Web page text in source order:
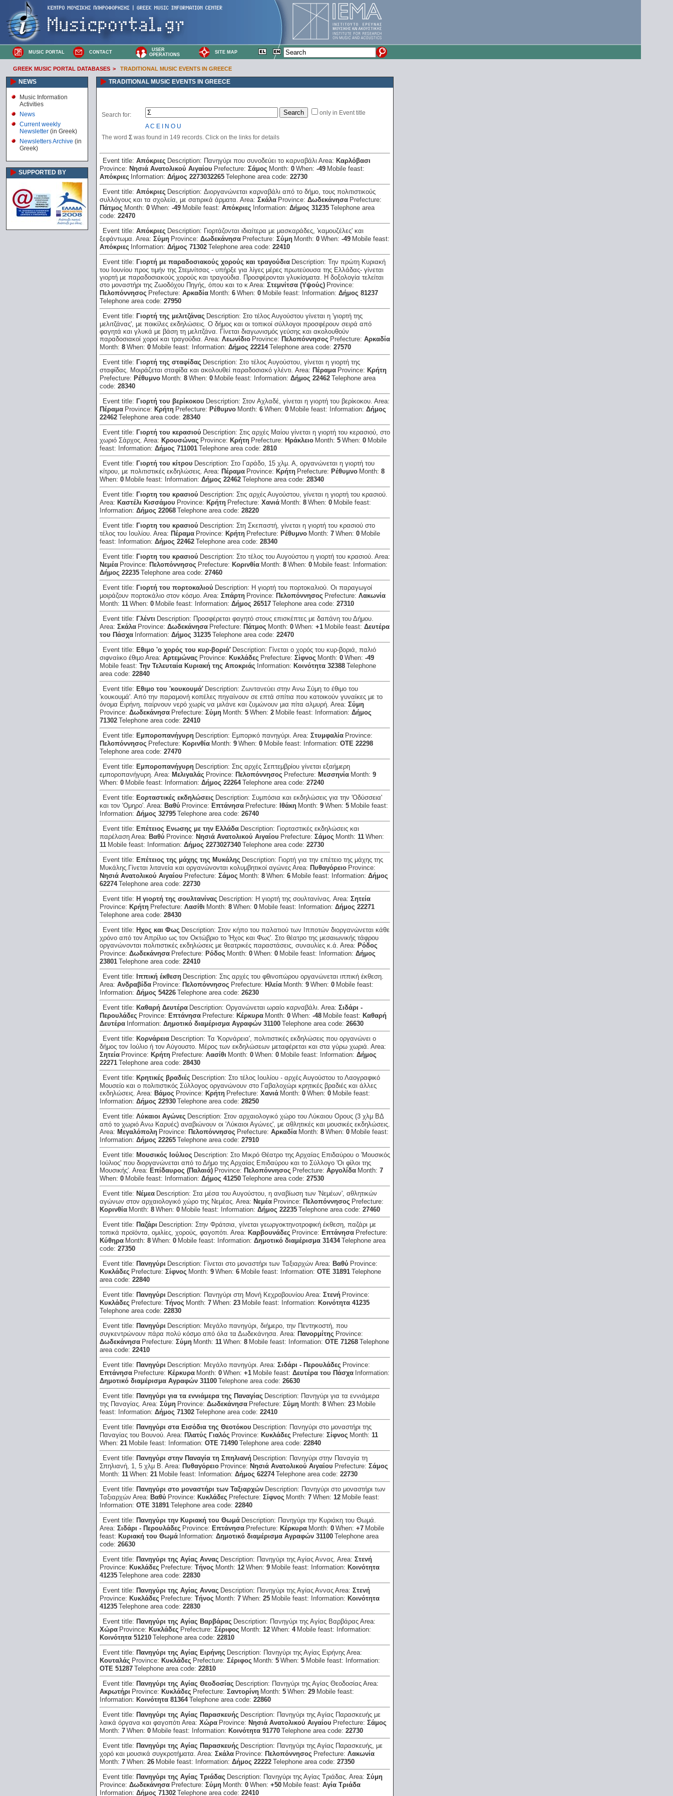
MUSIC PORTAL CONTACT
USER
OPERATIONS
SITE MAP
GREEK MUSIC PORTAL DATABASES > TRADITIONAL MUSIC EVENTS IN GREECE
NEWS
Music Information
Activities
News
Current weekly
Newsletter (in Greek)
Newsletters Archive (in
Greek)
SUPPORTED BY
TRADITIONAL MUSIC EVENTS IN GREECE
Search for:
only in Event title
A C E N O U
The word Σ was found in 149 records. Click on the links for details
Event title: Απόκριες Description: Πανηγύρι που συνοδεύει το καρναβάλι Area: Καρλόβασι
Province: Νησιά Ανατολικού Αιγαίου Prefecture: Σάμος Month: 0 When: -49 Mobile feast:
Απόκριες Information: Δήμος 2273032265 Telephone area code: 22730
Event title: Απόκριες Description: Διοργανώνεται καρναβάλι από το δήμο, τους πολιτιστικούς
συλλόγους και τα σχολεία, με σατιρικά άρματα. Area: Σκάλα Province: Δωδεκάνησα Prefecture:
Πάτμος Month: 0 When: -49 Mobile feast: Απόκριες Information: Δήμος 31235 Telephone area
code: 22470
Event title: Απόκριες Description: Γιορτάζονται ιδιαίτερα με μασκαράδες, 'καμουζέλες' και
ξεφάντωμα. Area: Σύμη Province: Δωδεκάνησα Prefecture: Σύμη Month: 0 When: -49 Mobile feast:
Απόκριες Information: Δήμος 71302 Telephone area code: 22410
Event title: Γιορτή με παραδοσιακούς χορούς και τραγούδια Description: Την πρώτη Κυριακή
του Ιουνίου προς τιμήν της Στεμνίτσας - υπήρξε για λίγες μέρες πρωτεύουσα της Ελλάδας- γίνεται
γιορτή με παραδοσιακούς χορούς και τραγούδια. Προσφέρονται γλυκίσματα. Η δοξολογία τελείται
στο μοναστήρι της Ζωοδόχου Πηγής, όπου και το κ Area: Στεμνίτσα (Υψούς) Province:
Πελοπόννησος Prefecture: Αρκαδία Month: 6 When: 0 Mobile feast: Information: Δήμος 81237
Telephone area code: 27950
Event title: Γιορτή της μελιτζάνας Description: Στο τέλος Αυγούστου γίνεται η 'γιορτή της
μελιτζάνας', με ποικίλες εκδηλώσεις. Ο δήμος και οι τοπικοί σύλλογοι προσφέρουν σειρά από
φαγητά και γλυκά με βάση τη μελιτζάνα. Γίνεται διαγωνισμός γεύσης και ακολουθούν
παραδοσιακοί χοροί και τραγούδια. Area: Λεωνίδιο Province: Πελοπόννησος Prefecture: Αρκαδία
Month: 8 When: 0 Mobile feast: Information: Δήμος 22214 Telephone area code: 27570
Event title: Γιορτή της σταφίδας Description: Στο τέλος Αυγούστου, γίνεται η γιορτή της
σταφίδας. Μοιράζεται σταφίδα και ακολουθεί παραδοσιακό γλέντι. Area: Πέραμα Province: Κρήτη
Prefecture: Ρέθυμνο Month: 8 When: 0 Mobile feast: Information: Δήμος 22462 Telephone area
code: 28340
Event title: Γιορτή του βερίκοκου Description: Στον Αχλαδέ, γίνεται η γιορτή του βερίκοκου. Area:
Πέραμα Province: Κρήτη Prefecture: Ρέθυμνο Month: 6 When: 0 Mobile feast: Information: Δήμος
22462 Telephone area code: 28340
Event title: Γιορτή του κερασιού Description: Στις αρχές Μαίου γίνεται η γιορτή του κερασιού, στο
χωριό Σάρχος. Area: Κρουσώνας Province: Κρήτη Prefecture: Ηράκλειο Month: 5 When: 0 Mobile
feast: Information: Δήμος 711001 Telephone area code: 2810
Event title: Γιορτή του κίτρου Description: Στο Γαράδο, 15 χλμ. Α, οργανώνεται η γιορτή του
κίτρου, με πολιτιστικές εκδηλώσεις. Area: Πέραμα Province: Κρήτη Prefecture: Ρέθυμνο Month: 8
When: 0 Mobile feast: Information: Δήμος 22462 Telephone area code: 28340
Event title: Γιορτη του κρασιού Description: Στις αρχές Αυγούστου, γίνεται η γιορτή του κρασιού.
Area: Καστέλι Κισσάμου Province: Κρήτη Prefecture: Χανιά Month: 8 When: 0 Mobile feast:
Information: Δήμος 22068 Telephone area code: 28220
Event title: Γιορτη του κρασιού Description: Στη Σκεπαστή, γίνεται η γιορτή του κρασιού στο
τέλος του Ιουλίου. Area: Πέραμα Province: Κρήτη Prefecture: Ρέθυμνο Month: 7 When: 0 Mobile
feast: Information: Δήμος 22462 Telephone area code: 28340
Event title: Γιορτη του κρασιού Description: Στο τέλος του Αυγούστου η γιορτή του κρασιού. Area:
Νεμέα Province: Πελοπόννησος Prefecture: Κορινθία Month: 8 When: 0 Mobile feast: Information:
Δήμος 22235 Telephone area code: 27460
Event title: Γιορτή του πορτοκαλιού Description: Η γιορτή του πορτοκαλιού. Οι παραγωγοί
μοιράζουν πορτοκάλιο στον κόσμο. Area: Σπάρτη Province: Πελοπόννησος Prefecture: Λακωνία
Month: 11 When: 0 Mobile feast: Information: Δήμος 26517 Telephone area code: 27310
Event title: Γλέντι Description: Προσφέρεται φαγητό στους επισκέπτες με δαπάνη του Δήμου.
Area: Σκάλα Province: Δωδεκάνησα Prefecture: Πάτμος Month: 0 When: +1 Mobile feast: Δευτέρα
του Πάσχα Information: Δήμος 31235 Telephone area code: 22470
Event title: Εθιμο 'ο χορός του κυρ-βοριά' Description: Γίνεται ο χορός του κυρ-βοριά, παλιό
σιφναίικο έθιμο Area: Αρτεμώνας Province: Κυκλάδες Prefecture: Σίφνος Month: 0 When: -49
Mobile feast: Την Τελευταία Κυριακή της Αποκριάς Information: Κοινότητα 32388 Telephone
area code: 22840
Event title: Εθιμο του 'κουκουμά' Description: Ζωντανεύει στην Ανω Σύμη το έθιμο του
'κουκουμά'. Από την παραμονή κοπέλες πηγαίνουν σε επτά σπίτια που κατοικούν γυναίκες με το
όνομα Ειρήνη, παίρνουν νερό χωρίς να μιλάνε και ζυμώνουν μια πίτα αλμυρή. Area: Σύμη
Province: Δωδεκάνησα Prefecture: Σύμη Month: 5 When: 2 Mobile feast: Information: Δήμος
71302 Telephone area code: 22410
Event title: Εμποροπανήγυρη Description: Εμπορικό πανηγύρι. Area: Στυμφαλία Province:
Πελοπόννησος Prefecture: Κορινθία Month: 9 When: 0 Mobile feast: Information: ΟΤΕ 22298
Telephone area code: 27470
Event title: Εμποροπανήγυρη Description: Στις αρχές Σεπτεμβρίου γίνεται εξαήμερη
εμποροπανήγυρη. Area: Μελιγαλάς Province: Πελοπόννησος Prefecture: Μεσσηνία Month: 9
When: 0 Mobile feast: Information: Δήμος 22264 Telephone area code: 27240
Event title: Εορταστικές εκδηλώσεις Description: Συμπόσια και εκδηλώσεις για την 'Οδύσσεια'
και τον 'Ομηρο'. Area: Βαθύ Province: Επτάνησα Prefecture: Ιθάκη Month: 9 When: 5 Mobile feast:
Information: Δήμος 32795 Telephone area code: 26740
Event title: Επέτειος Ενωσης με την Ελλάδα Description: Γιορταστικές εκδηλώσεις και
παρέλαση Area: Βαθύ Province: Νησιά Ανατολικού Αιγαίου Prefecture: Σάμος Month: 11 When:
11 Mobile feast: Information: Δήμος 2273027340 Telephone area code: 22730
Event title: Επέτειος της μάχης της Μυκάλης Description: Γιορτή για την επέτειο της μάχης της
Μυκάλης.Γίνεται λιτανεία και οργανώνονται κολυμβητικοί αγώνες Area: Πυθαγόρειο Province:
Νησιά Ανατολικού Αιγαίου Prefecture: Σάμος Month: 8 When: 6 Mobile feast: Information: Δήμος
62274 Telephone area code: 22730
Event title: Η γιορτή της σουλτανίνας Description: Η γιορτή της σουλτανίνας. Area: Σητεία
Province: Κρήτη Prefecture: Λασίθι Month: 8 When: 0 Mobile feast: Information: Δήμος 22271
Telephone area code: 28430
Event title: Ηχος και Φως Description: Στον κήπο του παλατιού των Ιπποτών διοργανώνεται κάθε
χρόνο από τον Απρίλιο ως τον Οκτώβριο το 'Ηχος και Φως'. Στο θέατρο της μεσαιωνικής τάφρου
οργανώνονται πολιτιστικές εκδηλώσεις με θεατρικές παραστάσεις, συναυλίες κ.ά. Area: Ρόδος
Province: Δωδεκάνησα Prefecture: Ρόδος Month: 0 When: 0 Mobile feast: Information: Δήμος
23801 Telephone area code: 22410
Event title: Ιππική έκθεση Description: Στις αρχές του φθινοπώρου οργανώνεται ιππική έκθεση.
Area: Ανδραβίδα Province: Πελοπόννησος Prefecture: Ηλεία Month: 9 When: 0 Mobile feast:
Information: Δήμος 54226 Telephone area code: 26230
Event title: Καθαρή Δευτέρα Description: Οργανώνεται ωραίο καρναβάλι. Area: Σιδάρι -
Περουλάδες Province: Επτάνησα Prefecture: Κέρκυρα Month: 0 When: -48 Mobile feast: Καθαρή
Δευτέρα Information: Δημοτικό διαμέρισμα Αγραφών 31100 Telephone area code: 26630
Event title: Κορνάρεια Description: Τα 'Κορνάρεια', πολιτιστικές εκδηλώσεις που οργανώνει ο
δήμος τον Ιούλιο ή τον Αύγουστο. Μέρος των εκδηλώσεων μεταφέρεται και στα γύρω χωριά. Area:
Σητεία Province: Κρήτη Prefecture: Λασίθι Month: 0 When: 0 Mobile feast: Information: Δήμος
22271 Telephone area code: 28430
Event title: Κρητικές βραδιές Description: Στο τέλος Ιουλίου - αρχές Αυγούστου το Λαογραφικό
Μουσείο και ο πολιτιστικός Σύλλογος οργανώνουν στο Γαβαλοχώρι κρητικές βραδιές και άλλες
εκδηλώσεις. Area: Βάμος Province: Κρήτη Prefecture: Χανιά Month: 0 When: 0 Mobile feast:
Information: Δήμος 22930 Telephone area code: 28250
Event title: Λύκαιοι Αγώνες Description: Στον αρχαιολογικό χώρο του Λύκαιου Ορους (3 χλμ ΒΔ
από το χωριό Ανω Καρυές) αναβιώνουν οι 'Λύκαιοι Αγώνες', με αθλητικές και μουσικές εκδηλώσεις.
Area: Μεγαλόπολη Province: Πελοπόννησος Prefecture: Αρκαδία Month: 8 When: 0 Mobile feast:
Information: Δήμος 22265 Telephone area code: 27910
Event title: Μουσικός Ιούλιος Description: Στο Μικρό Θέατρο της Αρχαίας Επιδαύρου ο 'Μουσικός
Ιούλιος' που διοργανώνεται από το Δήμο της Αρχαίας Επιδαύρου και το Σύλλογο 'Οι φίλοι της
Μουσικής'. Area: Επίδαυρος (Παλαιά) Province: Πελοπόννησος Prefecture: Αργολίδα Month: 7
When: 0 Mobile feast: Information: Δήμος 41250 Telephone area code: 27530
Event title: Νέμεα Description: Στα μέσα του Αυγούστου, η αναβίωση των 'Νεμέων', αθλητικών
αγώνων στον αρχαιολογικό χώρο της Νεμέας. Area: Νεμέα Province: Πελοπόννησος Prefecture:
Κορινθία Month: 8 When: 0 Mobile feast: Information: Δήμος 22235 Telephone area code: 27460
Event title: Παζάρι Description: Στην Φράτσια, γίνεται γεωργοκτηνοτροφική έκθεση, παζάρι με
τοπικά προϊόντα, ομιλίες, χορούς, φαγοπότι. Area: Καρβουνάδες Province: Επτάνησα Prefecture:
Κύθηρα Month: 8 When: 0 Mobile feast: Information: Δημοτικό διαμέρισμα 31434 Telephone area
code: 27350
Event title: Πανηγύρι Description: Γίνεται στο μοναστήρι των Ταξιαρχών Area: Βαθύ Province:
Κυκλάδες Prefecture: Σίφνος Month: 9 When: 6 Mobile feast: Information: ΟΤΕ 31891 Telephone
area code: 22840
Event title: Πανηγύρι Description: Πανηγύρι στη Μονή Κεχροβουνίου Area: Στενή Province:
Κυκλάδες Prefecture: Τήνος Month: 7 When: 23 Mobile feast: Information: Κοινότητα 41235
Telephone area code: 22830
Event title: Πανηγύρι Description: Μεγάλο πανηγύρι, διήμερο, την Πεντηκοστή, που
συγκεντρώνουν πάρα πολύ κόσμο από όλα τα Δωδεκάνησα. Area: Πανορμίτης Province:
Δωδεκάνησα Prefecture: Σύμη Month: 11 When: 8 Mobile feast: Information: ΟΤΕ 71268 Telephone
area code: 22410
Event title: Πανηγύρι Description: Μεγάλο πανηγύρι. Area: Σιδάρι - Περουλάδες Province:
Επτάνησα Prefecture: Κέρκυρα Month: 0 When: +1 Mobile feast: Δευτέρα του Πάσχα Information:
Δημοτικό διαμέρισμα Αγραφών 31100 Telephone area code: 26630
Event title: Πανηγύρι για τα εννιάμερα της Παναγίας Description: Πανηγύρι για τα εννιάμερα
της Παναγίας. Area: Σύμη Province: Δωδεκάνησα Prefecture: Σύμη Month: 8 When: 23 Mobile
feast: Information: Δήμος 71302 Telephone area code: 22410
Event title: Πανηγύρι στα Εισόδια της Θεοτόκου Description: Πανηγύρι στο μοναστήρι της
Παναγίας του Βουνού. Area: Πλατύς Γιαλός Province: Κυκλάδες Prefecture: Σίφνος Month: 11
When: 21 Mobile feast: Information: ΟΤΕ 71490 Telephone area code: 22840
Event title: Πανηγύρι στην Παναγία τη Σπηλιανή Description: Πανηγύρι στην Παναγία τη
Σπηλιανή, 1, 5 χλμ Β. Area: Πυθαγόρειο Province: Νησιά Ανατολικού Αιγαίου Prefecture: Σάμος
Month: 11 When: 21 Mobile feast: Information: Δήμος 62274 Telephone area code: 22730
Event title: Πανηγύρι στο μοναστήρι των Ταξιαρχών Description: Πανηγύρι στο μοναστήρι των
Ταξιαρχών Area: Βαθύ Province: Κυκλάδες Prefecture: Σίφνος Month: 7 When: 12 Mobile feast:
Information: ΟΤΕ 31891 Telephone area code: 22840
Event title: Πανηγύρι την Κυριακή του Θωμά Description: Πανηγύρι την Κυριάκη του Θωμά.
Area: Σιδάρι - Περουλάδες Province: Επτάνησα Prefecture: Κέρκυρα Month: 0 When: +7 Mobile
feast: Κυριακή του Θωμά Information: Δημοτικό διαμέρισμα Αγραφών 31100 Telephone area
code: 26630
Event title: Πανηγύρι της Αγίας Αννας Description: Πανηγύρι της Αγίας Αννας. Area: Στενή
Province: Κυκλάδες Prefecture: Τήνος Month: 12 When: 9 Mobile feast: Information: Κοινότητα
41235 Telephone area code: 22830
Event title: Πανηγύρι της Αγίας Αννας Description: Πανηγύρι της Αγίας Αννας Area: Στενή
Province: Κυκλάδες Prefecture: Τήνος Month: 7 When: 25 Mobile feast: Information: Κοινότητα
41235 Telephone area code: 22830
Event title: Πανηγύρι της Αγίας Βαρβάρας Description: Πανηγύρι της Αγίας Βαρβάρας Area:
Χώρα Province: Κυκλάδες Prefecture: Σέριφος Month: 12 When: 4 Mobile feast: Information:
Κοινότητα 51210 Telephone area code: 22810
Event title: Πανηγύρι της Αγίας Ειρήνης Description: Πανηγύρι της Αγίας Ειρήνης Area:
Κουταλάς Province: Κυκλάδες Prefecture: Σέριφος Month: 5 When: 5 Mobile feast: Information:
ΟΤΕ 51287 Telephone area code: 22810
Event title: Πανηγύρι της Αγίας Θεοδοσίας Description: Πανηγύρι της Αγίας Θεοδοσίας Area:
Ακρωτήρι Province: Κυκλάδες Prefecture: Σαντορίνη Month: 5 When: 29 Mobile feast:
Information: Κοινότητα 81364 Telephone area code: 22860
Event title: Πανηγύρι της Αγίας Παρασκευής Description: Πανηγύρι της Αγίας Παρασκευής με
λαικά όργανα και φαγοπότι Area: Χώρα Province: Νησιά Ανατολικού Αιγαίου Prefecture: Σάμος
Month: 7 When: 0 Mobile feast: Information: Κοινότητα 91770 Telephone area code: 22730
Event title: Πανηγύρι της Αγίας Παρασκευής Description: Πανηγύρι της Αγίας Παρασκευής, με
χορό και μουσικά συγκροτήματα. Area: Σκάλα Province: Πελοπόννησος Prefecture: Λακωνία
Month: 7 When: 26 Mobile feast: Information: Δήμος 22222 Telephone area code: 27350
Event title: Πανηγύρι της Αγίας Τριάδας Description: Πανηγύρι της Αγίας Τριάδας. Area: Σύμη
Province: Δωδεκάνησα Prefecture: Σύμη Month: 0 When: +50 Mobile feast: Αγία Τριάδα
Information: Δήμος 71302 Telephone area code: 22410